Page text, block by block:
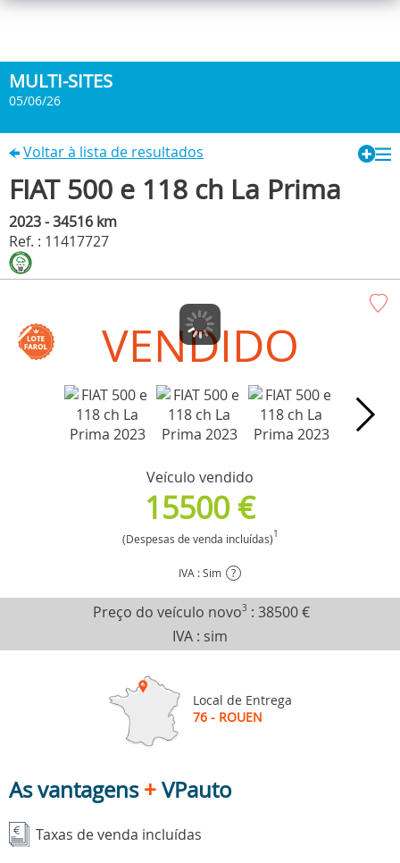
MULTI-SITES
05/06/26
Voltar à lista de resultados
FIAT 500 e 118 ch La Prima
2023 - 34516 km
Ref. : 11417727
VENDIDO
Veículo vendido
15500 €
(Despesas de venda incluídas)1
IVA : Sim ?
Preço do veículo novo3 : 38500 €
IVA : sim
Local de Entrega
76 - ROUEN
As vantagens+VPauto
Taxas de venda incluídas